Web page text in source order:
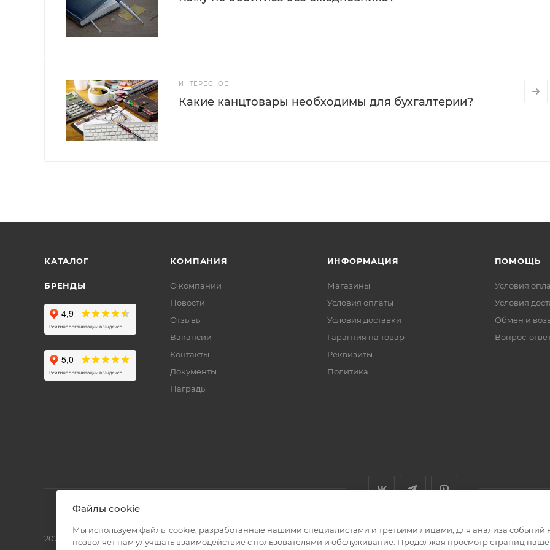
ИНТЕРЕСНОЕ
Какие канцтовары необходимы для бухгалтерии?
КАТАЛОГ
БРЕНДЫ
КОМПАНИЯ
О компании
Новости
Отзывы
Вакансии
Контакты
Документы
Награды
ИНФОРМАЦИЯ
Магазины
Условия оплаты
Условия доставки
Гарантия на товар
Реквизиты
Политика
ПОМОЩЬ
Условия
Условия
Обмен и
Вопрос-
2026 © Полиграф кит - интернет-магазин
Файлы cookie
Мы используем файлы cookie, разработанные нашими специалистами и третьими лицами, для анализа событий
позволяет нам улучшать взаимодействие с пользователями и обслуживание. Продолжая просмотр страниц